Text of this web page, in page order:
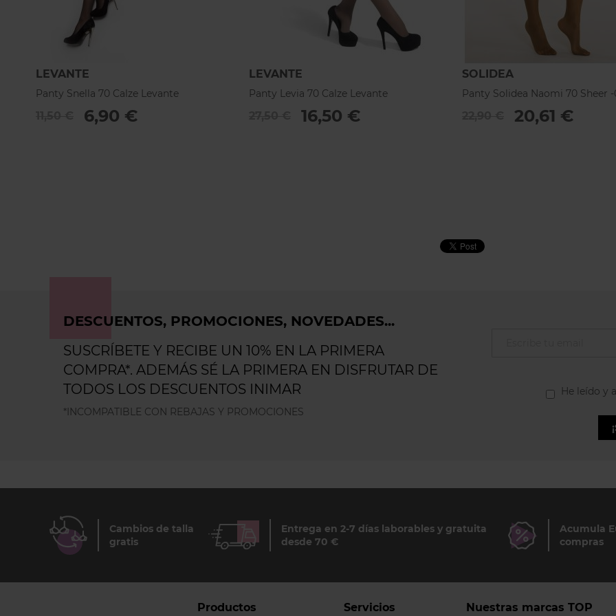
LEVANTE
Panty Snella 70 Calze Levante
6,90 €
LEVANTE
Panty Levia 70 Calze Levante
16,50 €
SOLIDEA
Panty Solidea Naomi 70 Sheer -
20,61 €
DESCUENTOS, PROMOCIONES, NOVEDADES...
SUSCRÍBETE Y RECIBE UN 10% EN LA PRIMERA
COMPRA*. ADEMÁS SÉ LA PRIMERA EN DISFRUTAR DE
TODOS LOS DESCUENTOS INIMAR
*INCOMPATIBLE CON REBAJAS Y PROMOCIONES
He leído y
Cambios de talla
gratis
Entrega en 2-7 días laborables y gratuita
desde 70 €
Acumula
compras
Productos Servicios Nuestras marcas TOP